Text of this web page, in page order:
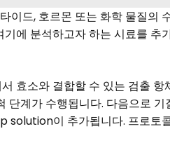
드, 호르몬 또는 화학 물질의
분석하고자 하는 시료를 추
효소와 결합할 수 있는 검출
단계가 수행됩니다. 다음으로
solution이 추가됩니다. 프로토